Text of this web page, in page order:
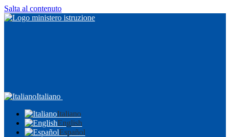
Salta al contenuto
Italiano
Italiano
English
Español